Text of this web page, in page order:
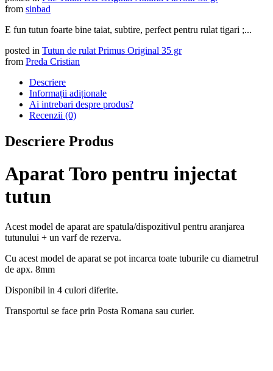
from sinbad
E fun tutun foarte bine taiat, subtire, perfect pentru rulat tigari ;...
posted in Tutun de rulat Primus Original 35 gr
from Preda Cristian
Descriere
Informații adiționale
Ai intrebari despre produs?
Recenzii (0)
Descriere Produs
Aparat Toro pentru injectat
tutun
Acest model de aparat are spatula/dispozitivul pentru aranjarea
tutunului + un varf de rezerva.
Cu acest model de aparat se pot incarca toate tuburile cu diametrul
de apx. 8mm
Disponibil in 4 culori diferite.
Transportul se face prin Posta Romana sau curier.